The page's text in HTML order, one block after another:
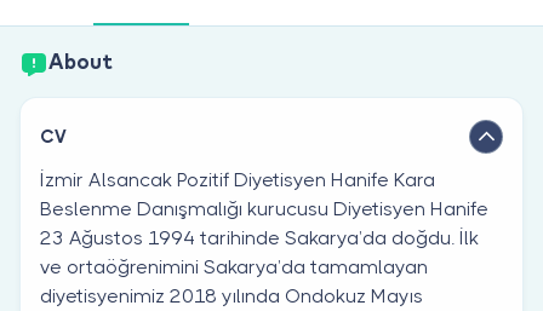
About
CV
İzmir Alsancak Pozitif Diyetisyen Hanife Kara
Beslenme Danışmalığı kurucusu Diyetisyen Hanife
23 Ağustos 1994 tarihinde Sakarya’da doğdu. İlk
ve ortaöğrenimini Sakarya’da tamamlayan
diyetisyenimiz 2018 yılında Ondokuz Mayıs